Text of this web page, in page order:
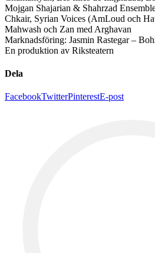
Mojgan Shajarian & Shahrzad
Chkair, Syrian Voices (AmLoud och
Mahwash och Zan med Arghavan
Marknadsföring: Jasmin Rastegar –
En produktion av Riksteatern
Dela
FacebookTwitterPinterestE-post